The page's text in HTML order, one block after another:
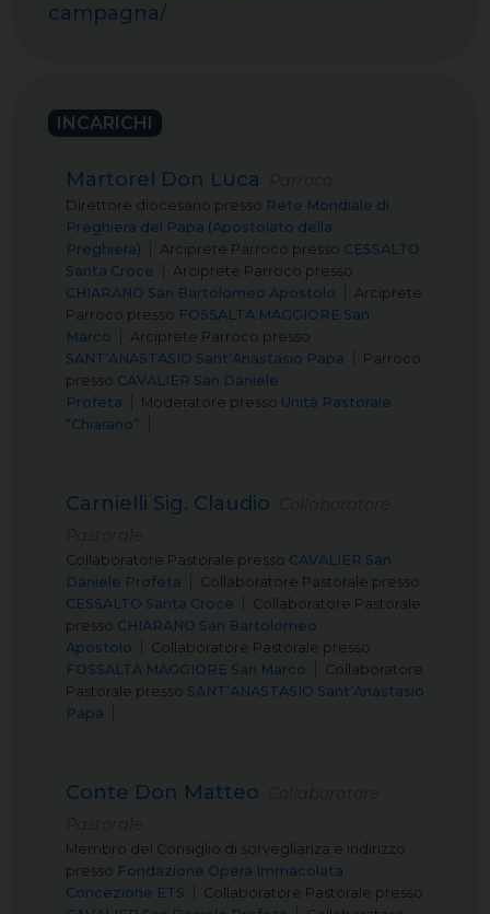
campagna/
INCARICHI
Martorel Don Luca
Direttore diocesano presso Rete Mondiale di
Preghiera del Papa (Apostolato della
Preghiera)
Arciprete Parroco presso CESSALTO
Santa Croce
Arciprete Parroco presso
CHIARANO San Bartolomeo Apostolo
Arciprete
Parroco presso FOSSALTA MAGGIORE San
Marco
Arciprete Parroco presso
SANT’ANASTASIO Sant’Anastasio Papa
Parroco
presso CAVALIER San Daniele
Profeta
Moderatore presso Unità Pastorale
“Chiarano”
Carnielli Sig. Claudio
Collaboratore Pastorale presso CAVALIER San
Daniele Profeta
Collaboratore Pastorale presso
CESSALTO Santa Croce
Collaboratore Pastorale
presso CHIARANO San Bartolomeo
Apostolo
Collaboratore Pastorale presso
FOSSALTA MAGGIORE San Marco
Collaboratore
Pastorale presso SANT’ANASTASIO Sant’Anastasio
Papa
Conte Don Matteo
Membro del Consiglio di sorveglianza e indirizzo
presso Fondazione Opera Immacolata
Concezione ETS
Collaboratore Pastorale presso